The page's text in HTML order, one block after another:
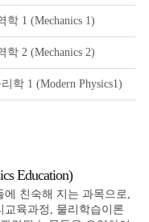
학 1 (Mechanics 1)
학 2 (Mechanics 2)
학 1 (Modern Physics1)
Education)
에 친숙해 지는 과목으로,
교육과정, 물리학습이론